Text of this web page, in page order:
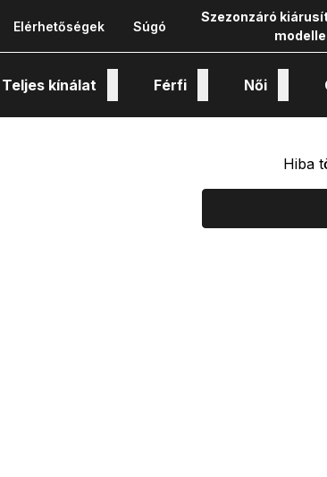
Elérhetőségek Súgó
Szezonzáró
Teljes kínálat Férfi Női
Hiba